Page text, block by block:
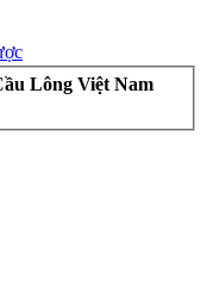
Lông Việt Nam